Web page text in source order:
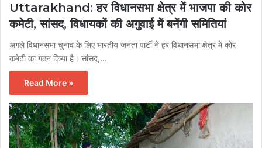
Uttarakhand: हर विधानसभा क्षेत्र में भाजपा की कोर
कमेटी, सांसद, विधायकों की अगुवाई में बनेंगी समितियां
अगले विधानसभा चुनाव के लिए भारतीय जनता पार्टी ने हर विधानसभा क्षेत्र में कोर
कमेटी का गठन किया है। सांसद,…
Read More »